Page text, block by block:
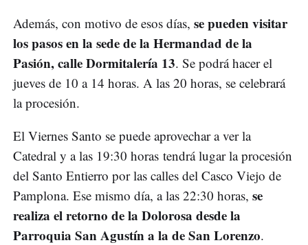
Además, con motivo de esos días, se pueden visitar
los pasos en la sede de la Hermandad de la
Pasión, calle Dormitalería 13. Se podrá hacer el
jueves de 10 a 14 horas. A las 20 horas, se celebrará
la procesión.
El Viernes Santo se puede aprovechar a ver la
Catedral y a las 19:30 horas tendrá lugar la procesión
del Santo Entierro por las calles del Casco Viejo de
Pamplona. Ese mismo día, a las 22:30 horas, se
realiza el retorno de la Dolorosa desde la
Parroquia San Agustín a la de San Lorenzo.